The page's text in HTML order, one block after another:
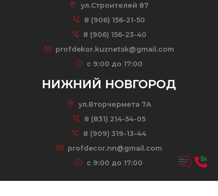
ул.Строителей 87
8 (906) 156-21-50
8 (906) 156-23-40
profdekor.kuznetsk@gmail.com
c 9:00 до 17:00
НИЖНИЙ НОВГОРОД
ул.Вторчермета 7А
8 (831) 214-54-05
8 (909) 319-13-44
profdecor.nn@gmail.com
c 9:00 до 17:00